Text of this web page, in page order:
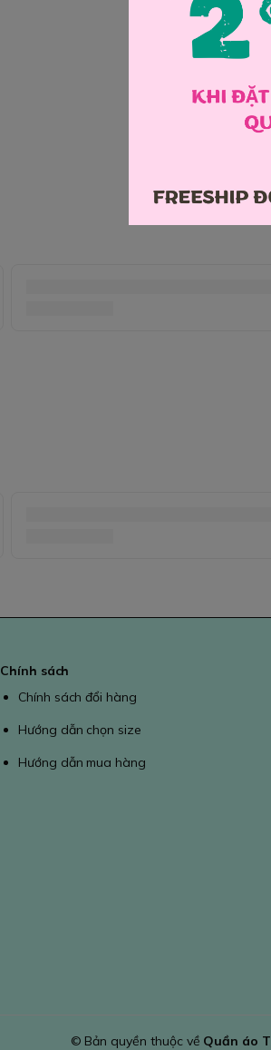
Chính sách
Chính sách đổi hàng
Hướng dẫn chọn size
Hướng dẫn mua hàng
© Bản quyền thuộc về Quần áo